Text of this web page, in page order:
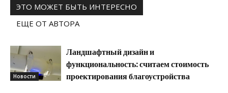
ЭТО МОЖЕТ БЫТЬ ИНТЕРЕСНО
ЕЩЕ ОТ АВТОРА
Новости
Ландшафтный дизайн и
функциональность: считаем стоимость
проектирования благоустройства